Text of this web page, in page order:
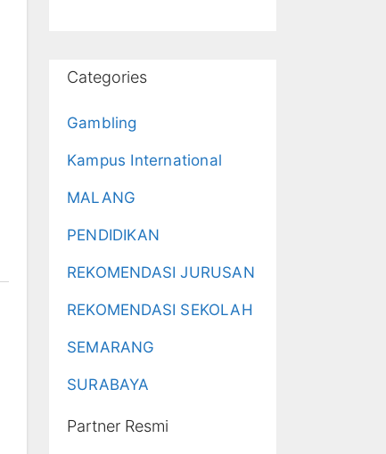
Categories
Gambling
Kampus International
MALANG
PENDIDIKAN
REKOMENDASI JURUSAN
REKOMENDASI SEKOLAH
SEMARANG
SURABAYA
Partner Resmi